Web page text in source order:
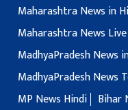
Maharashtra News in
Maharashtra News Live
MadhyaPradesh News
MadhyaPradesh News
MP News Hindi
Bihar